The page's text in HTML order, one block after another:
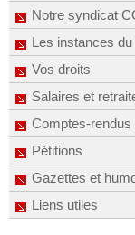
Notre syndicat
Les instances
Vos droits
Salaires et
Comptes-
Pétitions
Gazettes et
Liens utiles